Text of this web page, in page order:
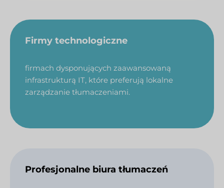
Firmy technologiczne
firmach dysponujących zaawansowaną
infrastrukturą IT, które preferują lokalne
zarządzanie tłumaczeniami.
Profesjonalne biura tłumaczeń